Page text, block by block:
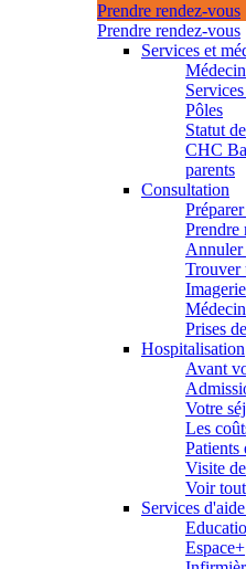
Prendre rendez-vous
Prendre rendez-vous
Services et
Pôles
Statut
CHC
parents
Consultation
Prendre
Annuler
Trouver
Prises
Hospitalisation
Avant
Votre
Les
Patients
Visite
Voir tout
Services
Espace+